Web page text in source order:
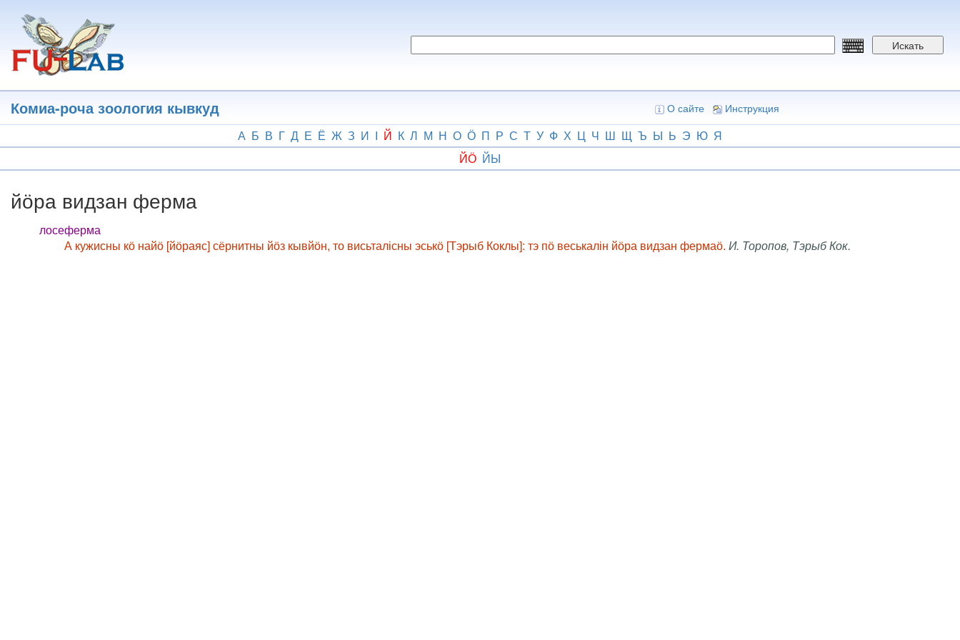
основному
содержанию
Искать
Комиа-роча зоология кывкуд О сайте Инструкция
А Б В Г Д Е Ё Ж З И І Й К Л М Н О Ӧ П Р С Т У Ф Х Ц Ч Ш Щ Ъ Ы Ь Э Ю Я
ЙӦ ЙЫ
йӧра видзан ферма
лосеферма
А кужисны кӧ найӧ [йӧраяс] сёрнитны йӧз кывйӧн, то висьталісны эськӧ [Тэрыб Коклы]: тэ пӧ веськалін йӧра видзан фермаӧ. И. Торопов, Тэрыб Кок.